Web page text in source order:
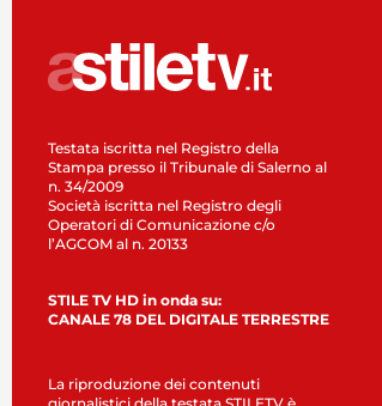
Testata iscritta nel Registro della
Stampa presso il Tribunale di Salerno al
n. 34/2009
Società iscritta nel Registro degli
Operatori di Comunicazione c/o
l’AGCOM al n. 20133
STILE TV HD in onda su:
CANALE 78 DEL DIGITALE TERRESTRE
La riproduzione dei contenuti